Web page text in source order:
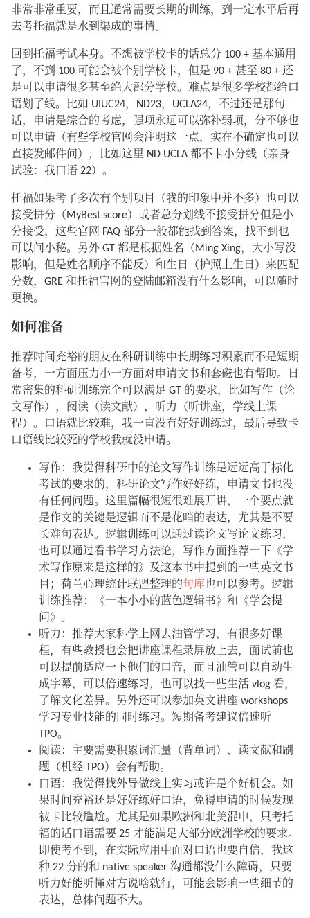
非常非常重要，而且通常需要长期的训练，到一定水平后再
去考托福就是水到渠成的事情。
回到托福考试本身。不想被学校卡的话总分 100 + 基本通用
了，不到 100 可能会被个别学校卡，但是 90 + 甚至 80 + 还
是可以申请很多甚至绝大部分学校。难点是很多学校都给口
语划了线。比如 UIUC24，ND23，UCLA24，不过还是那句
话，申请是综合的考虑，强项永远可以弥补弱项，分不够也
可以申请（有些学校官网会注明这一点，实在不确定也可以
直接发邮件问），比如这里 ND UCLA 都不卡小分线（亲身
试验：我口语 22）。
托福如果考了多次有个别项目（我的印象中并不多）也可以
接受拼分（MyBest score）或者总分划线不接受拼分但是小
分接受，这些官网 FAQ 部分一般都能找到答案，找不到也
可以问小秘。另外 GT 都是根据姓名（Ming Xing，大小写没
影响，但是姓名顺序不能反）和生日（护照上生日）来匹配
分数，GRE 和托福官网的登陆邮箱没有什么影响，可以随时
更换。
如何准备
推荐时间充裕的朋友在科研训练中长期练习积累而不是短期
备考，一方面压力小一方面对申请文书和套磁也有帮助。日
常密集的科研训练完全可以满足 GT 的要求，比如写作（论
文写作），阅读（读文献），听力（听讲座，学线上课
程）。口语就比较难，我一直没有好好训练过，最后导致卡
口语线比较死的学校我就没申请。
写作：我觉得科研中的论文写作训练是远远高于标化
考试的要求的，科研论文写作好好练，申请文书也没
有任何问题。这里篇幅很短很难展开讲，一个要点就
是作文的关键是逻辑而不是花哨的表达，尤其是不要
长难句表达。逻辑训练可以通过读论文写论文练习，
也可以通过看书学习方法论，写作方面推荐一下《学
术写作原来是这样的》及这本书中提到的一些英文书
目；荷兰心理统计联盟整理的句库也可以参考。逻辑
训练推荐：《一本小小的蓝色逻辑书》和《学会提
问》。
听力：推荐大家科学上网去油管学习，有很多好课
程，有些教授也会把讲座课程录屏放上去，面试前也
可以提前适应一下他们的口音，而且油管可以自动生
成字幕，可以倍速练习，也可以找一些生活 vlog 看，
了解文化差异。另外还可以参加英文讲座 workshops
学习专业技能的同时练习。短期备考建议倍速听
TPO。
阅读：主要需要积累词汇量（背单词）、读文献和刷
题（机经 TPO）会有帮助。
口语：我觉得找外导做线上实习或许是个好机会。如
果时间充裕还是好好练好口语，免得申请的时候发现
被卡比较尴尬。尤其是如果欧洲和北美混申，只考托
福的话口语需要 25 才能满足大部分欧洲学校的要求。
即使考不到，在实际应用中面对口语也要自信，我这
种 22 分的和 native speaker 沟通都没什么障碍，只要
听力好能听懂对方说啥就行，可能会影响一些细节的
表达，总体问题不大。